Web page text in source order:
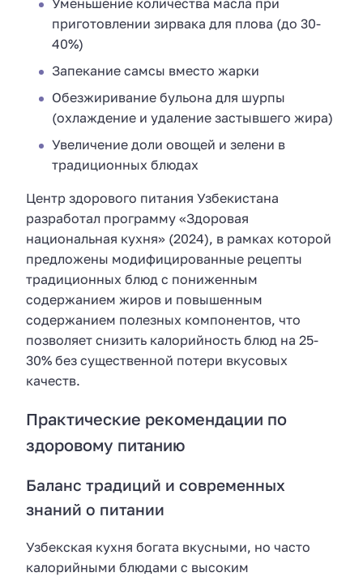
Уменьшение количества масла при
приготовлении зирвака для плова (до 30-
40%)
Запекание самсы вместо жарки
Обезжиривание бульона для шурпы
(охлаждение и удаление застывшего жира)
Увеличение доли овощей и зелени в
традиционных блюдах
Центр здорового питания Узбекистана
разработал программу «Здоровая
национальная кухня» (2024), в рамках которой
предложены модифицированные рецепты
традиционных блюд с пониженным
содержанием жиров и повышенным
содержанием полезных компонентов, что
позволяет снизить калорийность блюд на 25-
30% без существенной потери вкусовых
качеств.
Практические рекомендации по
здоровому питанию
Баланс традиций и современных
знаний о питании
Узбекская кухня богата вкусными, но часто
калорийными блюдами с высоким